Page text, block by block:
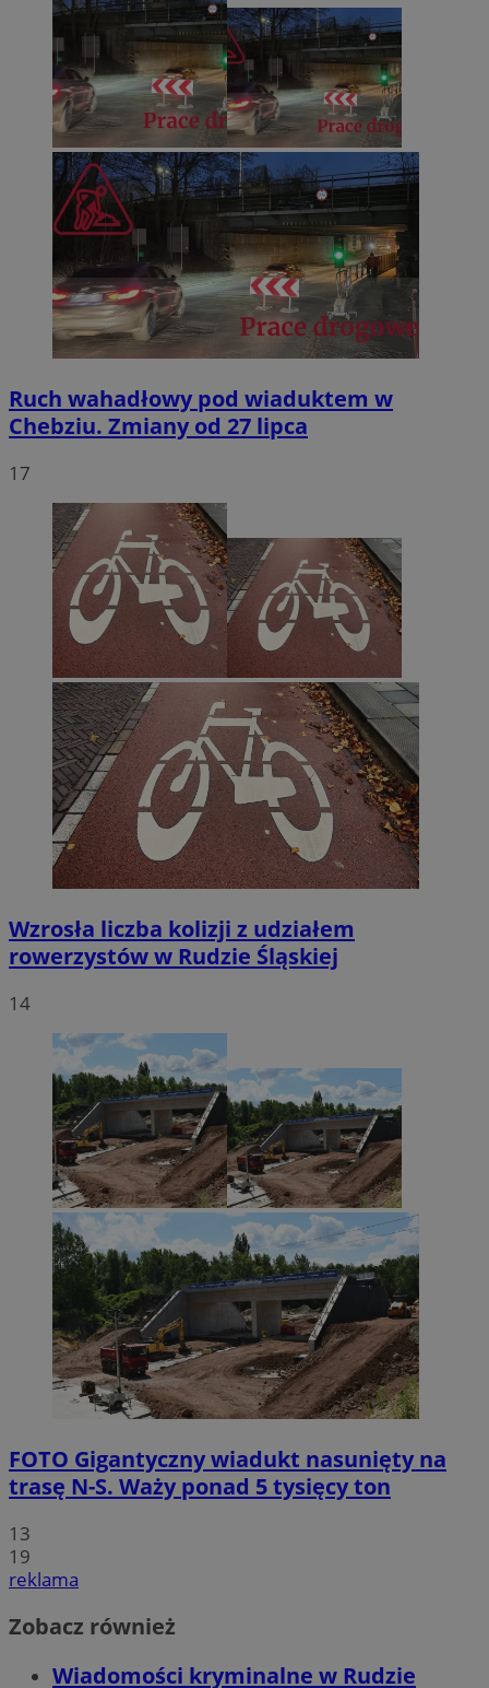
Ruch wahadłowy pod wiaduktem w
Chebziu. Zmiany od 27 lipca
17
Wzrosła liczba kolizji z udziałem
rowerzystów w Rudzie Śląskiej
14
FOTO Gigantyczny wiadukt nasunięty na
trasę N-S. Waży ponad 5 tysięcy ton
13
19
reklama
Zobacz również
Wiadomości kryminalne w Rudzie